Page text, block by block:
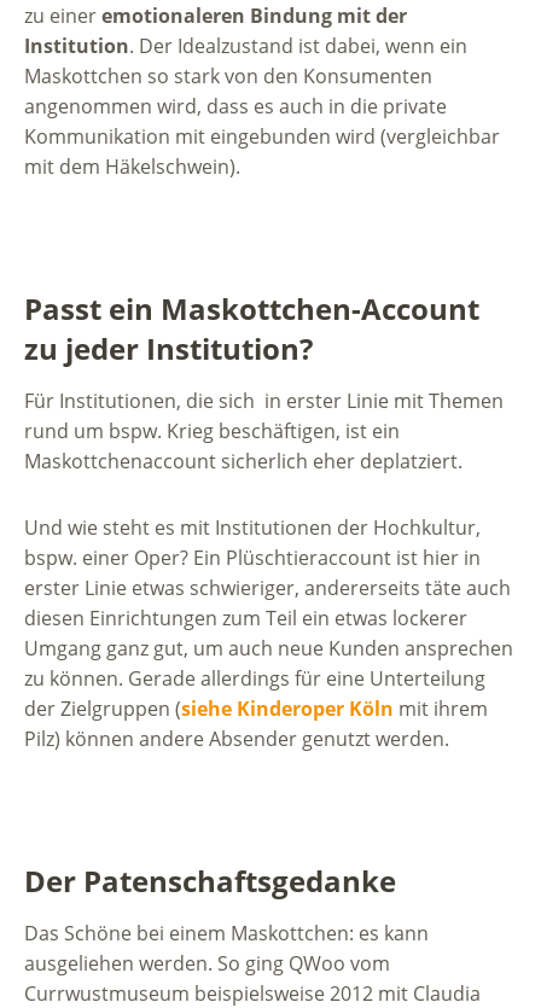
zu eineremotionaleren Bindung mit der
Institution. Der Idealzustand ist dabei, wenn ein
Maskottchen so stark von den Konsumenten
angenommen wird, dass es auch in die private
Kommunikation mit eingebunden wird (vergleichbar
mit dem Häkelschwein).
Passt ein Maskottchen-Account
zu jeder Institution?
Für Institutionen, die sich in erster Linie mit Themen
rund um bspw. Krieg beschäftigen, ist ein
Maskottchenaccount sicherlich eher deplatziert.
Und wie steht es mit Institutionen der Hochkultur,
bspw. einer Oper? Ein Plüschtieraccount ist hier in
erster Linie etwas schwieriger, andererseits täte auch
diesen Einrichtungen zum Teil ein etwas lockerer
Umgang ganz gut, um auch neue Kunden ansprechen
zu können. Gerade allerdings für eine Unterteilung
der Zielgruppen (siehe Kinderoper Köln mit ihrem
Pilz) können andere Absender genutzt werden.
Der Patenschaftsgedanke
Das Schöne bei einem Maskottchen: es kann
ausgeliehen werden. So ging QWoo vom
Currwustmuseum beispielsweise 2012 mit Claudia